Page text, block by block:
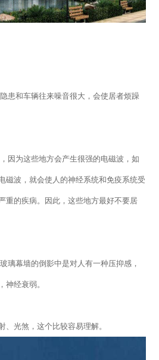
患和车辆往来噪音很大，会使居者烦躁
因为这些地方会产生很强的电磁波，如
磁波，就会使人的神经系统和免疫系统受
重的疾病。因此，这些地方最好不要居
璃幕墙的倒影中是对人有一种压抑感，
神经衰弱。
、光煞，这个比较容易理解。